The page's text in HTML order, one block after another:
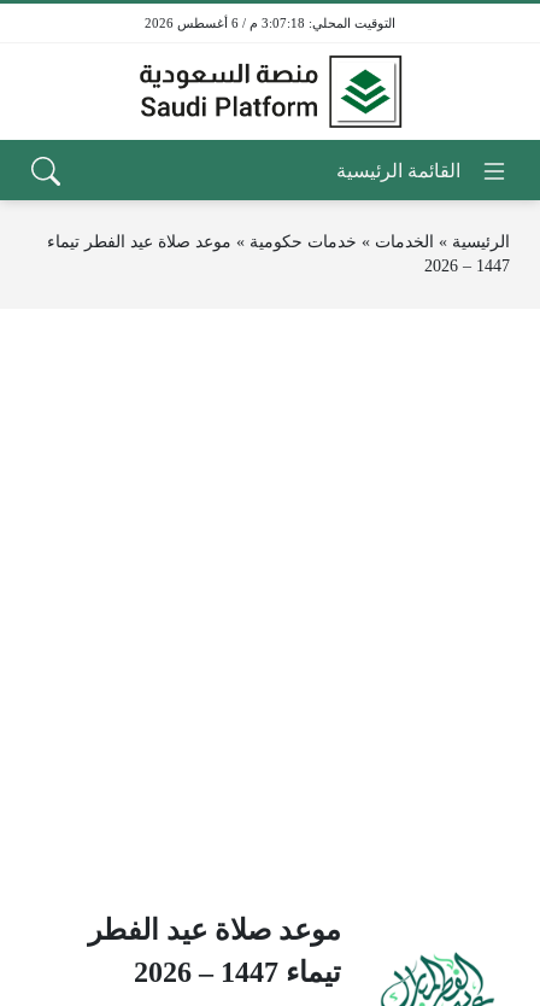
3:07:18 م / 6 أغسطس 2026
الرئيسية » الخدمات » خدمات حكومية » موعد صلاة عيد الفطر تيماء
1447 – 2026
موعد صلاة عيد الفطر
تيماء 1447 – 2026